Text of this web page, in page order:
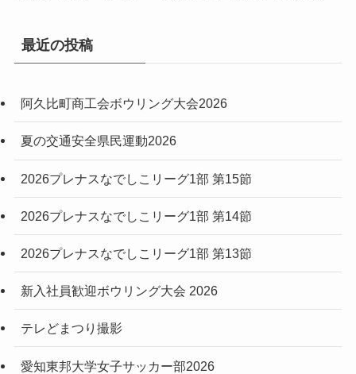
最近の投稿
阿久比町商工会ボウリング大会2026
夏の交通安全県民運動2026
2026プレナスなでしこリーグ1部 第15節
2026プレナスなでしこリーグ1部 第14節
2026プレナスなでしこリーグ1部 第13節
新入社員歓迎ボウリング大会 2026
テレどまつり撮影
愛知東邦大学女子サッカー部2026